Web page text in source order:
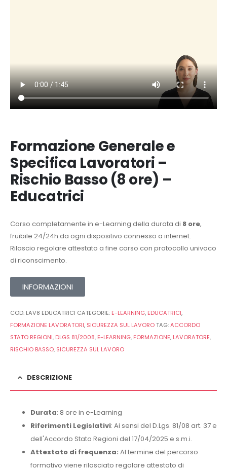
Formazione Generale e
Specifica Lavoratori –
Rischio Basso (8 ore) –
Educatrici
Corso completamente in e-Learning della durata di 8 ore,
fruibile 24/24h da ogni dispositivo connesso a internet.
Rilascio regolare attestato a fine corso con protocollo univoco
di riconscimento.
INFORMAZIONI
COD: LAV8 EDUCATRICI CATEGORIE: E-LEARNING, EDUCATRICI,
FORMAZIONE LAVORATORI, SICUREZZA SUL LAVOROTAG:ACCORDO
STATO REGIONI, DLGS 81/2008, E-LEARNING, FORMAZIONE, LAVORATORE,
RISCHIO BASSO, SICUREZZA SUL LAVORO
DESCRIZIONE
Durata: 8 ore in e-Learning
Riferimenti Legislativi: Ai sensi del D.Lgs. 81/08 art. 37 e
dell'Accordo Stato Regioni del 17/04/2025 e s.m.i.
Attestato di frequenza: Al termine del percorso
formativo viene rilasciato regolare attestato di